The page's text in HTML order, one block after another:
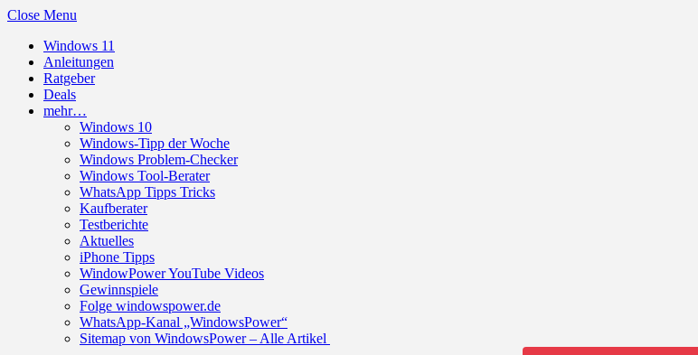
Close Menu
Windows 11
Anleitungen
Ratgeber
Deals
mehr…
Windows 10
Windows-Tipp der Woche
Windows Problem-Checker
Windows Tool-Berater
WhatsApp Tipps Tricks
Kaufberater
Testberichte
Aktuelles
iPhone Tipps
WindowPower YouTube Videos
Gewinnspiele
Folge windowspower.de
WhatsApp-Kanal „WindowsPower“
Sitemap von WindowsPower – Alle Artikel